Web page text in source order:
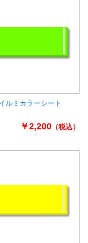
ルミカラーシート
￥2,200（税込）